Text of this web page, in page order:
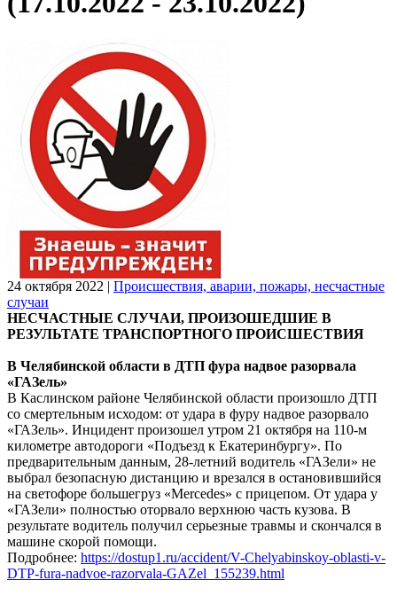
24 октября 2022 | Происшествия, аварии, пожары, несчастные
случаи
НЕСЧАСТНЫЕ СЛУЧАИ, ПРОИЗОШЕДШИЕ В
РЕЗУЛЬТАТЕ ТРАНСПОРТНОГО ПРОИСШЕСТВИЯ
В Челябинской области в ДТП фура надвое разорвала
«ГАЗель»
В Каслинском районе Челябинской области произошло ДТП
со смертельным исходом: от удара в фуру надвое разорвало
«ГАЗель». Инцидент произошел утром 21 октября на 110-м
километре автодороги «Подъезд к Екатеринбургу». По
предварительным данным, 28-летний водитель «ГАЗели» не
выбрал безопасную дистанцию и врезался в остановившийся
на светофоре большегруз «Mercedes» с прицепом. От удара у
«ГАЗели» полностью оторвало верхнюю часть кузова. В
результате водитель получил серьезные травмы и скончался в
машине скорой помощи.
Подробнее: https://dostup1.ru/accident/V-Chelyabinskoy-oblasti-v-
DTP-fura-nadvoe-razorvala-GAZel_155239.html